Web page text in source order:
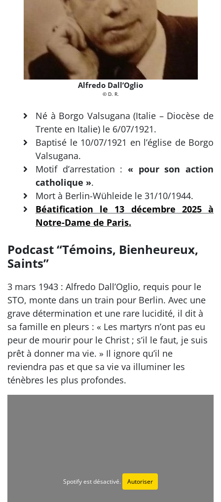
Alfredo Dall’Oglio
© D. R.
Né à Borgo Valsugana (Italie – Diocèse de
Trente en Italie) le 6/07/1921.
Baptisé le 10/07/1921 en l’église de Borgo
Valsugana.
Motif d’arrestation : « pour son action
catholique ».
Mort à Berlin-Wühleide le 31/10/1944.
Béatification le 13 décembre 2025 à
Notre-Dame de Paris.
Podcast “Témoins, Bienheureux,
Saints”
3 mars 1943 : Alfredo Dall’Oglio, requis pour le
STO, monte dans un train pour Berlin. Avec une
grave détermination et une rare lucidité, il dit à
sa famille en pleurs : « Les martyrs n’ont pas eu
peur de mourir pour le Christ ; s’il le faut, je suis
prêt à donner ma vie. » Il ignore qu’il ne
reviendra pas et que sa vie va illuminer les
ténèbres les plus profondes.
Spotify est désactivé. Autoriser